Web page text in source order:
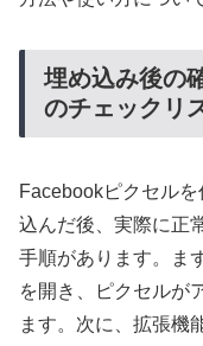
埋め込み後の
のチェックリ
Facebookピクセル
込んだ後、実際に正
手順があります。ま
を開き、ピクセルが
ます。次に、拡張機